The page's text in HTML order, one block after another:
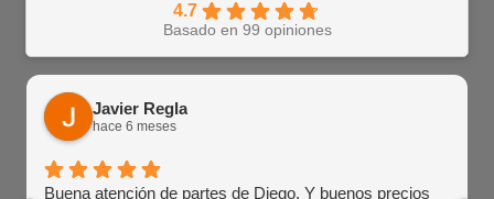
4.7
Basado en 99 opiniones
Javier Regla
hace 6 meses
Buena atención de partes de Diego. Y buenos precios